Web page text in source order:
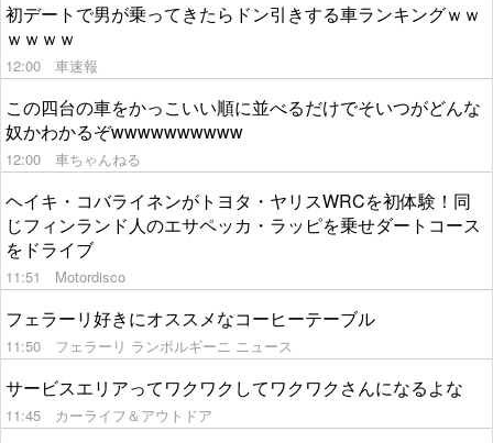
初デートで男が乗ってきたらドン引きする車ランキングｗｗ
ｗｗｗｗ
12:00 車速報
この四台の車をかっこいい順に並べるだけでそいつがどんな
奴かわかるぞwwwwwwwwww
12:00 車ちゃんねる
ヘイキ・コバライネンがトヨタ・ヤリスWRCを初体験！同
じフィンランド人のエサペッカ・ラッピを乗せダートコース
をドライブ
11:51 Motordisco
フェラーリ好きにオススメなコーヒーテーブル
11:50 フェラーリ ランボルギーニ ニュース
サービスエリアってワクワクしてワクワクさんになるよな
11:45 カーライフ＆アウトドア